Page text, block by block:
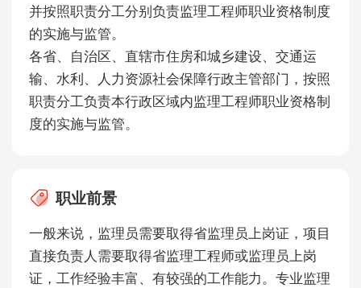
并按照职责分工分别负责监理工程师职业资格制度
的实施与监管。
各省、自治区、直辖市住房和城乡建设、交通运
输、水利、人力资源社会保障行政主管部门，按照
职责分工负责本行政区域内监理工程师职业资格制
度的实施与监管。
职业前景
一般来说，监理员需要取得省监理员上岗证，项目
直接负责人需要取得省监理工程师或监理员上岗
证，工作经验丰富、有较强的工作能力。专业监理